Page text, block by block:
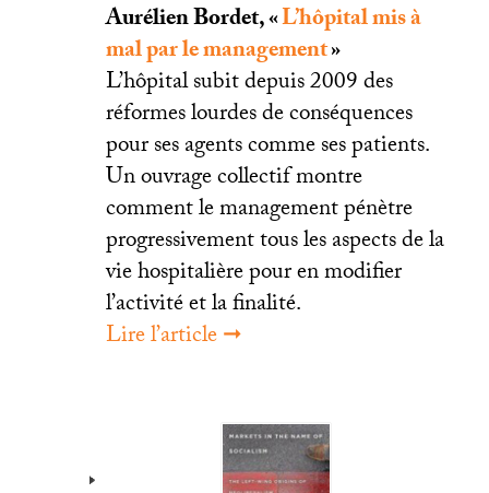
Aurélien Bordet, «L’hôpital mis à
mal par le management»
L’hôpital subit depuis 2009 des
réformes lourdes de conséquences
pour ses agents comme ses patients.
Un ouvrage collectif montre
comment le management pénètre
progressivement tous les aspects de la
vie hospitalière pour en modifier
l’activité et la finalité.
Lire l’article ➞